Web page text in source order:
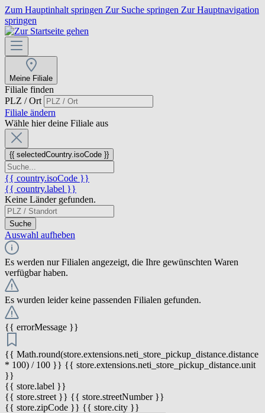
Zum Hauptinhalt springen Zur Suche springen Zur Hauptnavigation
springen
Meine Filiale
Filiale finden
PLZ / Ort
Filiale ändern
Wähle hier deine Filiale aus
{{ selectedCountry.isoCode }}
{{ country.isoCode }}
{{ country.label }}
Keine Länder gefunden.
Suche
Auswahl aufheben
Es werden nur Filialen angezeigt, die Ihre gewünschten Waren
verfügbar haben.
Es wurden leider keine passenden Filialen gefunden.
{{ errorMessage }}
{{ Math.round(store.extensions.neti_store_pickup_distance.distance
* 100) / 100 }} {{ store.extensions.neti_store_pickup_distance.unit
}}
{{ store.label }}
{{ store.street }} {{ store.streetNumber }}
{{ store.zipCode }} {{ store.city }}